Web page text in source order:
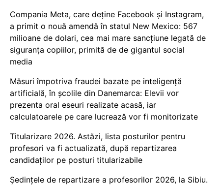
Compania Meta, care deține Facebook și Instagram,
a primit o nouă amendă în statul New Mexico: 567
milioane de dolari, cea mai mare sancțiune legată de
siguranța copiilor, primită de de gigantul social
media
Măsuri împotriva fraudei bazate pe inteligență
artificială, în școlile din Danemarca: Elevii vor
prezenta oral eseuri realizate acasă, iar
calculatoarele pe care lucrează vor fi monitorizate
Titularizare 2026. Astăzi, lista posturilor pentru
profesori va fi actualizată, după repartizarea
candidaților pe posturi titularizabile
Ședințele de repartizare a profesorilor 2026, la Sibiu.